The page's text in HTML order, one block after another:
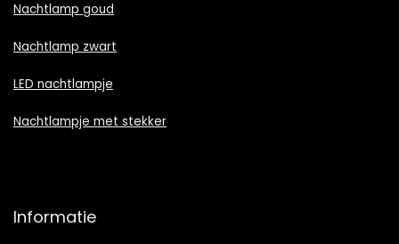
Nachtlamp goud
Nachtlamp zwart
LED nachtlampje
Nachtlampje met stekker
Informatie